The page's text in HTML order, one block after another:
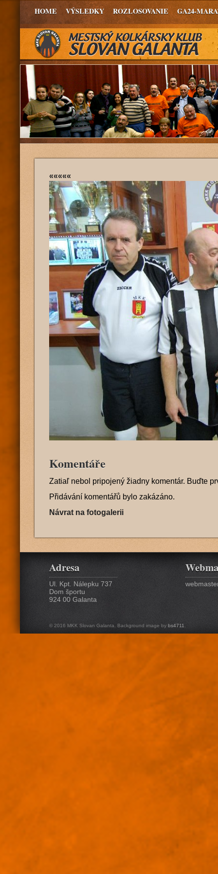
HOME VÝSLEDKY ROZLOSOVANIE GA24-
«««««
Komentáře
Zatiaľ nebol pripojený žiadny komentár. Buďte
Přidávání komentářů bylo zakázáno.
Návrat na fotogalerii
Adresa
Ul. Kpt. Nálepku 737
Dom športu
924 00 Galanta
© 2016 MKK Slovan Galanta. Background image by bs4711